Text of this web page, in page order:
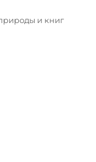
и книг